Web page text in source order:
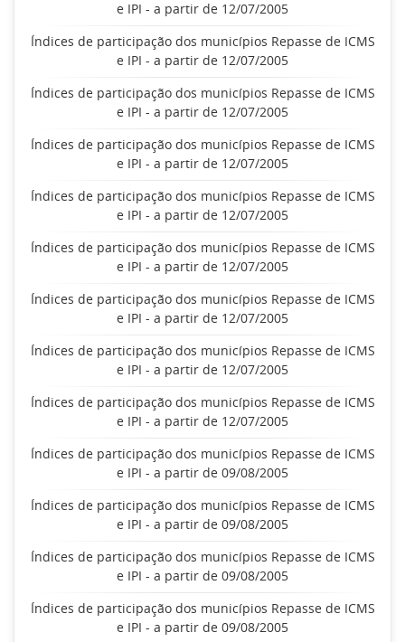
e IPI - a partir de 12/07/2005
Índices de participação dos municípios Repasse de ICMS
e IPI - a partir de 12/07/2005
Índices de participação dos municípios Repasse de ICMS
e IPI - a partir de 12/07/2005
Índices de participação dos municípios Repasse de ICMS
e IPI - a partir de 12/07/2005
Índices de participação dos municípios Repasse de ICMS
e IPI - a partir de 12/07/2005
Índices de participação dos municípios Repasse de ICMS
e IPI - a partir de 12/07/2005
Índices de participação dos municípios Repasse de ICMS
e IPI - a partir de 12/07/2005
Índices de participação dos municípios Repasse de ICMS
e IPI - a partir de 12/07/2005
Índices de participação dos municípios Repasse de ICMS
e IPI - a partir de 12/07/2005
Índices de participação dos municípios Repasse de ICMS
e IPI - a partir de 09/08/2005
Índices de participação dos municípios Repasse de ICMS
e IPI - a partir de 09/08/2005
Índices de participação dos municípios Repasse de ICMS
e IPI - a partir de 09/08/2005
Índices de participação dos municípios Repasse de ICMS
e IPI - a partir de 09/08/2005